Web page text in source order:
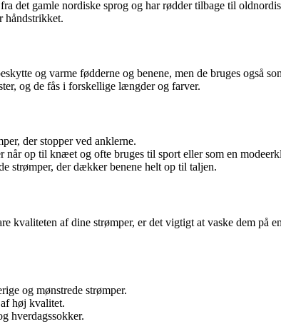
det gamle nordiske sprog og har rødder tilbage til
håndstrikket.
og varme fødderne og benene, men de bruges også
og de fås i forskellige længder og farver.
der stopper ved anklerne.
når op til knæet og ofte bruges til sport eller som en
strømper, der dækker benene helt op til taljen.
kvaliteten af dine strømper, er det vigtigt at vaske dem på
og mønstrede strømper.
høj kvalitet.
hverdagssokker.